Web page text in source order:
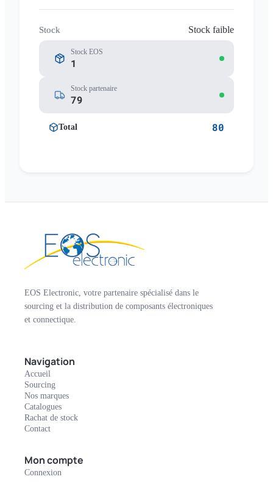
Stock Stock faible
Stock EOS
1
Stock partenaire
79
Total 80
EOS Electronic, votre partenaire spécialisé dans le
sourcing et la distribution de composants électroniques
et connectique.
Navigation
Accueil
Sourcing
Nos marques
Catalogues
Rachat de stock
Contact
Mon compte
Connexion